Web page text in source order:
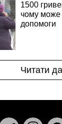
1500
чому може
допомоги
Читати